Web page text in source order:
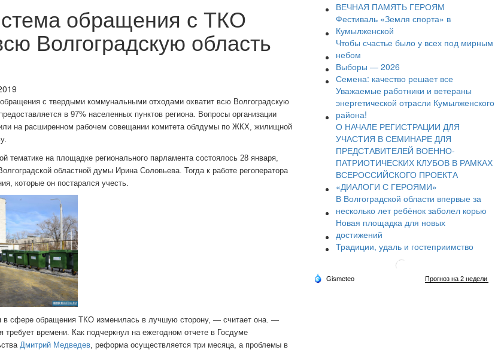
обращения с ТКО
Волгоградскую область
с твердыми коммунальными отходами охватит всю Волгоградскую
в 97% населенных пунктов региона. Вопросы организации
на расширенном рабочем совещании комитета облдумы по ЖКХ, жилищной
тематике на площадке регионального парламента состоялось 28 января,
областной думы Ирина Соловьева. Тогда к работе регоператора
которые он постарался учесть.
в сфере обращения ТКО изменилась в лучшую сторону, — считает она. —
требует времени. Как подчеркнул на ежегодном отчете в Госдуме
Дмитрий Медведев, реформа осуществляется три месяца, а проблемы в
ВЕЧНАЯ ПАМЯТЬ ГЕРОЯМ
Фестиваль «Земля спорта» в
Кумылженской
Чтобы счастье было у всех под мирным
небом
Выборы — 2026
Семена: качество решает все
Уважаемые работники и ветераны
энергетической отрасли Кумылженского
района!
О НАЧАЛЕ РЕГИСТРАЦИИ ДЛЯ
УЧАСТИЯ В СЕМИНАРЕ ДЛЯ
ПРЕДСТАВИТЕЛЕЙ ВОЕННО-
ПАТРИОТИЧЕСКИХ КЛУБОВ В РАМКАХ
ВСЕРОССИЙСКОГО ПРОЕКТА
«ДИАЛОГИ С ГЕРОЯМИ»
В Волгоградской области впервые за
несколько лет ребёнок заболел корью
Новая площадка для новых
достижений
Традиции, удаль и гостеприимство